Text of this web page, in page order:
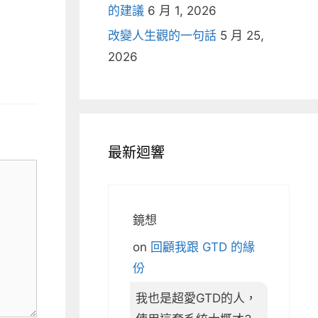
的建議 6 月 1, 2026
改變人生觀的一句話 5 月 25,
2026
最新迴響
鏡想
on 回顧我跟 GTD 的緣
份
我也是超愛GTD的人，